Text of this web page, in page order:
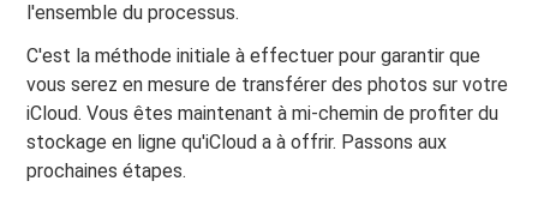
l'ensemble du processus.
C'est la méthode initiale à effectuer pour garantir que
vous serez en mesure de transférer des photos sur votre
iCloud. Vous êtes maintenant à mi-chemin de profiter du
stockage en ligne qu'iCloud a à offrir. Passons aux
prochaines étapes.